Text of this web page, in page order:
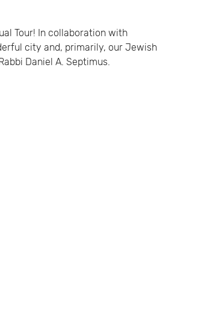
Tour! In collaboration with
city and, primarily, our Jewish
Daniel A. Septimus.